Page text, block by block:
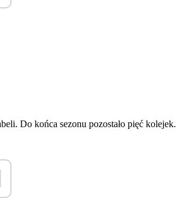
Do końca sezonu pozostało pięć kolejek.